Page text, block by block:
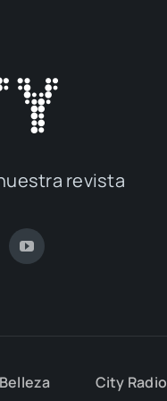
revis­ta
City Radio